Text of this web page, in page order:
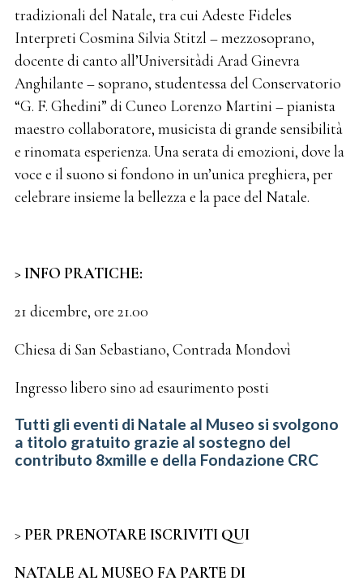
tradizionali del Natale, tra cui Adeste Fideles
Interpreti Cosmina Silvia Stitzl – mezzosoprano,
docente di canto all’Universitàdi Arad Ginevra
Anghilante – soprano, studentessa del Conservatorio
“G. F. Ghedini” di Cuneo Lorenzo Martini – pianista
maestro collaboratore, musicista di grande sensibilità
e rinomata esperienza. Una serata di emozioni, dove la
voce e il suono si fondono in un’unica preghiera, per
celebrare insieme la bellezza e la pace del Natale.
> INFO PRATICHE:
21 dicembre, ore 21.00
Chiesa di San Sebastiano, Contrada Mondovì
Ingresso libero sino ad esaurimento posti
Tutti gli eventi di Natale al Museo si svolgono
a titolo gratuito grazie al sostegno del
contributo 8xmille e della Fondazione CRC
>PER PRENOTARE ISCRIVITI QUI
NATALE AL MUSEO FA PARTE DI